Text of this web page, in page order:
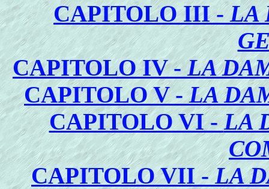
CAPITOLO III -LA
CAPITOLO IV -LA
CAPITOLO V -LA
CAPITOLO VI -LA
CAPITOLO VII -LA